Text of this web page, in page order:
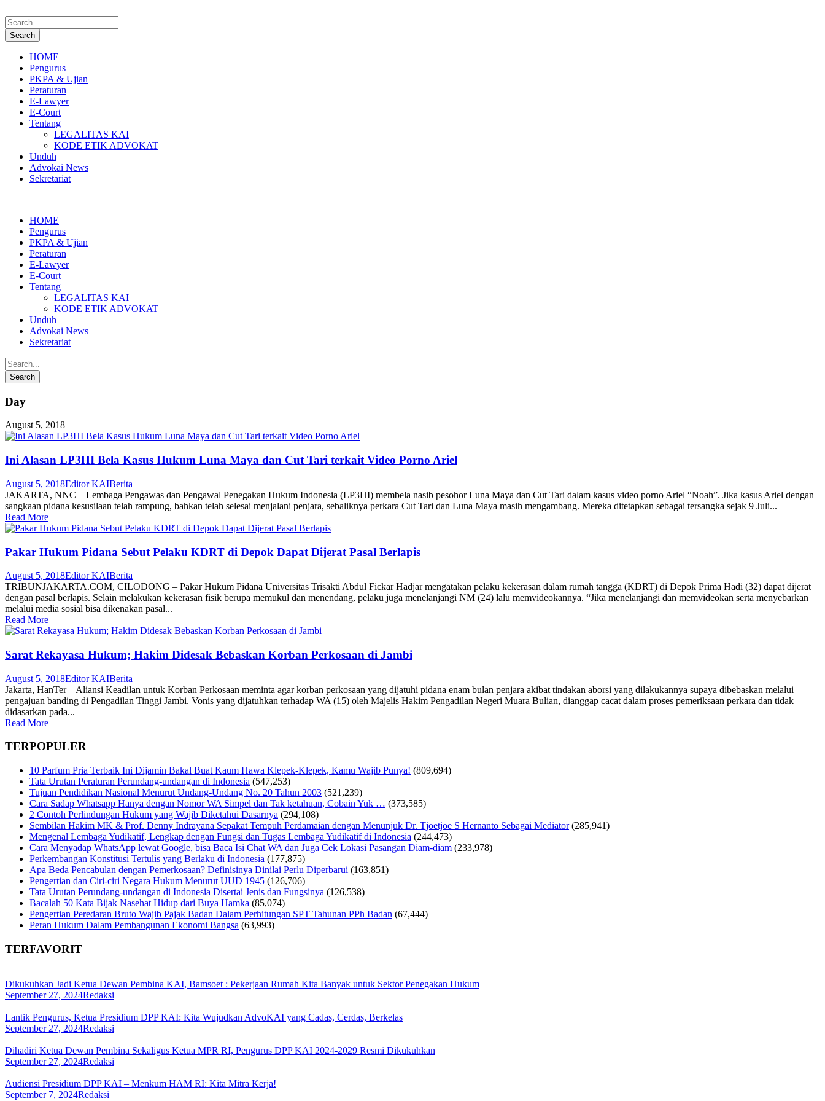
HOME
Pengurus
PKPA & Ujian
Peraturan
E-Lawyer
E-Court
Tentang
LEGALITAS KAI
KODE ETIK ADVOKAT
Unduh
Advokai News
Sekretariat
HOME
Pengurus
PKPA & Ujian
Peraturan
E-Lawyer
E-Court
Tentang
LEGALITAS KAI
KODE ETIK ADVOKAT
Unduh
Advokai News
Sekretariat
Day
August 5, 2018
Ini Alasan LP3HI Bela Kasus Hukum Luna Maya dan Cut Tari terkait Video Porno Ariel
August 5, 2018Editor KAIBerita
JAKARTA, NNC – Lembaga Pengawas dan Pengawal Penegakan Hukum Indonesia (LP3HI) membela nasib pesohor Luna Maya dan Cut Tari dalam kasus video porno Ariel “Noah”. Jika kasus Ariel dengan
sangkaan pidana kesusilaan telah rampung, bahkan telah selesai menjalani penjara, sebaliknya perkara Cut Tari dan Luna Maya masih mengambang. Mereka ditetapkan sebagai tersangka sejak 9 Juli...
Read More
Pakar Hukum Pidana Sebut Pelaku KDRT di Depok Dapat Dijerat Pasal Berlapis
August 5, 2018Editor KAIBerita
TRIBUNJAKARTA.COM, CILODONG – Pakar Hukum Pidana Universitas Trisakti Abdul Fickar Hadjar mengatakan pelaku kekerasan dalam rumah tangga (KDRT) di Depok Prima Hadi (32) dapat dijerat
dengan pasal berlapis. Selain melakukan kekerasan fisik berupa memukul dan menendang, pelaku juga menelanjangi NM (24) lalu memvideokannya. “Jika menelanjangi dan memvideokan serta menyebarkan
melalui media sosial bisa dikenakan pasal...
Read More
Sarat Rekayasa Hukum; Hakim Didesak Bebaskan Korban Perkosaan di Jambi
August 5, 2018Editor KAIBerita
Jakarta, HanTer – Aliansi Keadilan untuk Korban Perkosaan meminta agar korban perkosaan yang dijatuhi pidana enam bulan penjara akibat tindakan aborsi yang dilakukannya supaya dibebaskan melalui
pengajuan banding di Pengadilan Tinggi Jambi. Vonis yang dijatuhkan terhadap WA (15) oleh Majelis Hakim Pengadilan Negeri Muara Bulian, dianggap cacat dalam proses pemeriksaan perkara dan tidak
didasarkan pada...
Read More
TERPOPULER
10 Parfum Pria Terbaik Ini Dijamin Bakal Buat Kaum Hawa Klepek-Klepek, Kamu Wajib Punya! (809,694)
Tata Urutan Peraturan Perundang-undangan di Indonesia (547,253)
Tujuan Pendidikan Nasional Menurut Undang-Undang No. 20 Tahun 2003 (521,239)
Cara Sadap Whatsapp Hanya dengan Nomor WA Simpel dan Tak ketahuan, Cobain Yuk … (373,585)
2 Contoh Perlindungan Hukum yang Wajib Diketahui Dasarnya (294,108)
Sembilan Hakim MK & Prof. Denny Indrayana Sepakat Tempuh Perdamaian dengan Menunjuk Dr. Tjoetjoe S Hernanto Sebagai Mediator (285,941)
Mengenal Lembaga Yudikatif, Lengkap dengan Fungsi dan Tugas Lembaga Yudikatif di Indonesia (244,473)
Cara Menyadap WhatsApp lewat Google, bisa Baca Isi Chat WA dan Juga Cek Lokasi Pasangan Diam-diam (233,978)
Perkembangan Konstitusi Tertulis yang Berlaku di Indonesia (177,875)
Apa Beda Pencabulan dengan Pemerkosaan? Definisinya Dinilai Perlu Diperbarui (163,851)
Pengertian dan Ciri-ciri Negara Hukum Menurut UUD 1945 (126,706)
Tata Urutan Perundang-undangan di Indonesia Disertai Jenis dan Fungsinya (126,538)
Bacalah 50 Kata Bijak Nasehat Hidup dari Buya Hamka (85,074)
Pengertian Peredaran Bruto Wajib Pajak Badan Dalam Perhitungan SPT Tahunan PPh Badan (67,444)
Peran Hukum Dalam Pembangunan Ekonomi Bangsa (63,993)
TERFAVORIT
Dikukuhkan Jadi Ketua Dewan Pembina KAI, Bamsoet : Pekerjaan Rumah Kita Banyak untuk Sektor Penegakan Hukum
September 27, 2024Redaksi
Lantik Pengurus, Ketua Presidium DPP KAI: Kita Wujudkan AdvoKAI yang Cadas, Cerdas, Berkelas
September 27, 2024Redaksi
Dihadiri Ketua Dewan Pembina Sekaligus Ketua MPR RI, Pengurus DPP KAI 2024-2029 Resmi Dikukuhkan
September 27, 2024Redaksi
Audiensi Presidium DPP KAI – Menkum HAM RI: Kita Mitra Kerja!
September 7, 2024Redaksi